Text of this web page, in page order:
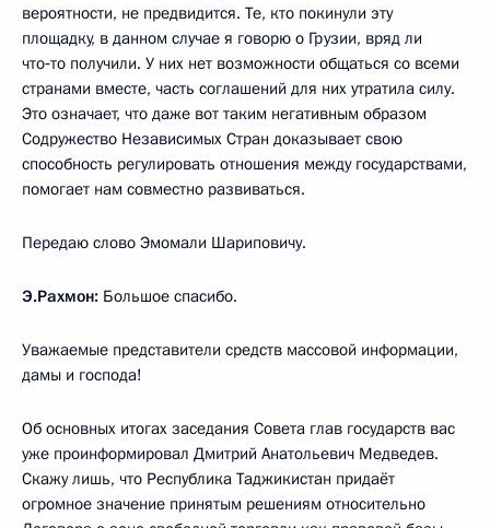
вероятности, не предвидится. Те, кто покинули эту
площадку, в данном случае я говорю о Грузии, вряд ли
что‑то получили. У них нет возможности общаться со всеми
странами вместе, часть соглашений для них утратила силу.
Это означает, что даже вот таким негативным образом
Содружество Независимых Стран доказывает свою
способность регулировать отношения между государствами,
помогает нам совместно развиваться.
Передаю слово Эмомали Шариповичу.
Э.Рахмон: Большое спасибо.
Уважаемые представители средств массовой информации,
дамы и господа!
Об основных итогах заседания Совета глав государств вас
уже проинформировал Дмитрий Анатольевич Медведев.
Скажу лишь, что Республика Таджикистан придаёт
огромное значение принятым решениям относительно